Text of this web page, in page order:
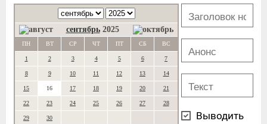
сентябрь 2025
ПН ВТ СР ЧТ ПТ СБ ВС
1 2 3 4 5 6 7
8 9 10 11 12 13 14
15 16 17 18 19 20 21
22 23 24 25 26 27 28
29 30
Выводить